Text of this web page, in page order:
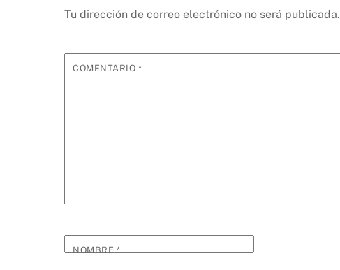
Tu dirección de correo electrónico no será publicada.
COMENTARIO *
NOMBRE*